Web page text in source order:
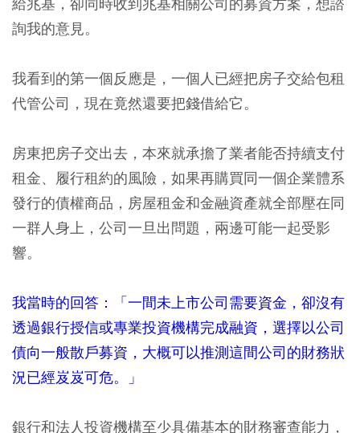
給兆基，卻同時收到兆基相關公司的募資方案，想諮
詢我的意見。
我看到的第一個反應是，一個人已經把房子交給包租
代管公司，現在竟然還要把錢借給它。
房東把房子交出去，本來就承擔了業者能否持續支付
租金、履行租約的風險，如果再購買同一個企業體系
發行的債權商品，房屋租金和金融資產就全部壓在同
一群人身上，公司一旦出問題，兩邊可能一起受影
響。
我當時的回答：「一間未上市公司需要資金，卻沒有
透過銀行授信或專業投資機構完成融資，選擇以公司
債向一般散戶募資，大概可以推測這間公司的財務狀
況已經岌岌可危。」
銀行和法人投資機構至少具備基本的財務審查能力，